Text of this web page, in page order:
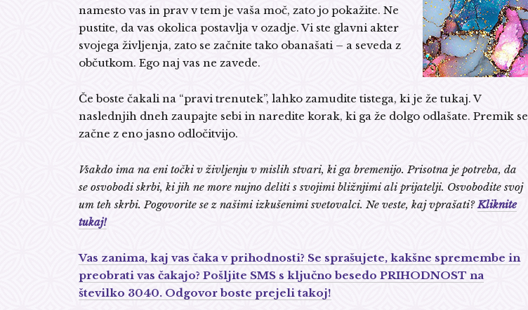
namesto vas in prav v tem je vaša moč, zato jo pokažite. Ne
pustite, da vas okolica postavlja v ozadje. Vi ste glavni akter
svojega življenja, zato se začnite tako obanašati – a seveda z
občutkom. Ego naj vas ne zavede.
Če boste čakali na “pravi trenutek”, lahko zamudite tistega, ki je že tukaj. V
naslednjih dneh zaupajte sebi in naredite korak, ki ga že dolgo odlašate. Premik se
začne z eno jasno odločitvijo.
Vsakdo ima na eni točki v življenju v mislih stvari, ki ga bremenijo. Prisotna je potreba, da
se osvobodi skrbi, ki jih ne more nujno deliti s svojimi bližnjimi ali prijatelji. Osvobodite svoj
um teh skrbi. Pogovorite se z našimi izkušenimi svetovalci. Ne veste, kaj vprašati?Kliknite
tukaj!
Vas zanima, kaj vas čaka v prihodnosti? Se sprašujete, kakšne spremembe in
preobrati vas čakajo? Pošljite SMS s ključno besedo PRIHODNOST na
številko 3040. Odgovor boste prejeli takoj!